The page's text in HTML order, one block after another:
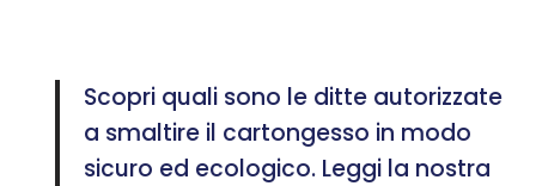
Scopri quali sono le ditte autorizzate
a smaltire il cartongesso in modo
sicuro ed ecologico. Leggi la nostra